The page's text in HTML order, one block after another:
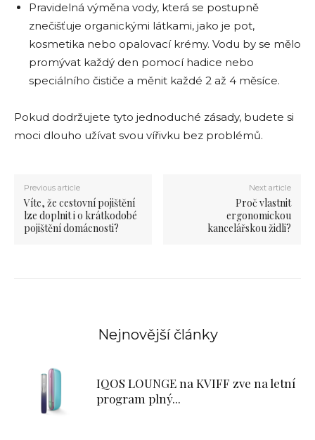
Pravidelná výměna vody, která se postupně
znečišťuje organickými látkami, jako je pot,
kosmetika nebo opalovací krémy. Vodu by se mělo
promývat každý den pomocí hadice nebo
speciálního čističe a měnit každé 2 až 4 měsíce.
Pokud dodržujete tyto jednoduché zásady, budete si
moci dlouho užívat svou vířivku bez problémů.
Previous article
Víte, že cestovní pojištění
lze doplnit i o krátkodobé
pojištění domácnosti?
Next article
Proč vlastnit
ergonomickou
kancelářskou židli?
Nejnovější články
IQOS LOUNGE na KVIFF zve na letní
program plný...